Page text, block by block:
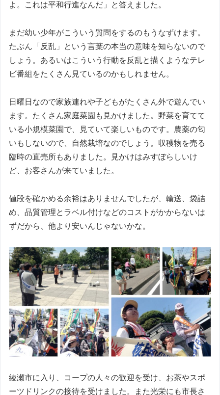
よ。これは平和行進なんだ」と答えました。
まだ幼い少年がこういう質問をするのもうなずけます。
たぶん「反乱」という言葉の本当の意味を知らないので
しょう。あるいはこういう行動を反乱と描くようなテレ
ビ番組をたくさん見ているのかもしれません。
日曜日なので家族連れや子どもがたくさん外で遊んでい
ます。たくさん家庭菜園も見かけました。野菜を育てて
いる小規模菜園で、見ていて楽しいものです。農薬の匂
いもしないので、自然栽培なのでしょう。収穫物を売る
臨時の直売所もありました。見かけはみすぼらしいけ
ど、お客さんが来ていました。
値段を確かめる余裕はありませんでしたが、輸送、袋詰
め、品質管理とラベル付けなどのコストがかからないは
ずだから、他より安いんじゃないかな。
綾瀬市に入り、コープの人々の歓迎を受け、お茶やスポ
ーツドリンクの接待を受けました。また光栄にも市長さ